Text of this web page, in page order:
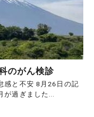
のがん検診
感と不安 8月26日の記
過ぎました...